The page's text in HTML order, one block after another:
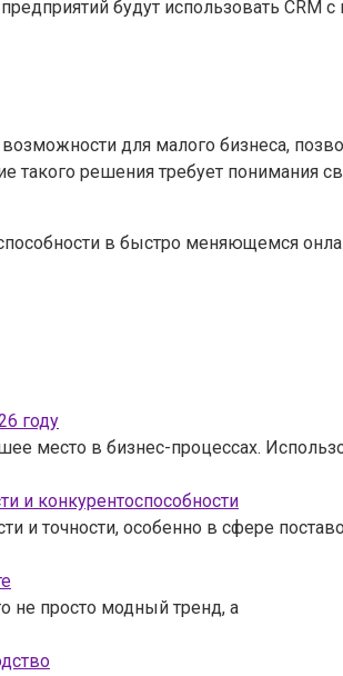
будут использовать CRM
для малого бизнеса,
решения требует понимания
в быстро меняющемся
году
место в бизнес-процессах.
и конкурентоспособности
и точности, особенно в сфере
не просто модный тренд, а